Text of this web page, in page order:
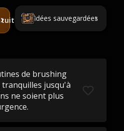
Idées sauvegardées
de brushing
jusqu'à
ne soient plus